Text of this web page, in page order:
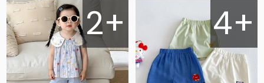
2+ 4+